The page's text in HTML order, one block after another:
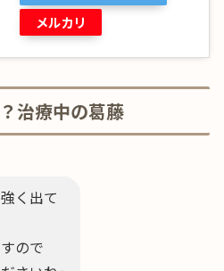
メルカリ
治療中の葛藤
く出て
ので